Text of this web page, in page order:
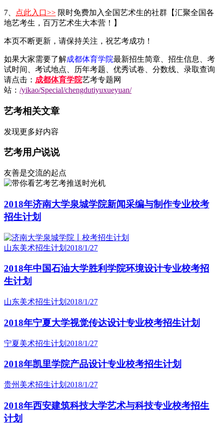
7、 点此入口>> 限时免费加入全国艺术生的社群【汇聚全国各
地艺考生，百万艺术生大本营！】
本页不断更新，请保持关注，祝艺考成功！
如果大家需要了解成都体育学院最新招生简章、招生信息、考
试时间、考试地点、历年考题、优秀试卷、分数线、录取查询
请点击： 成都体育学院艺考专题网
站： /yikao/Special/chengdutiyuxueyuan/
艺考相关文章
发现更多好内容
艺考用户说说
友善是交流的起点
艺考推送时光机
2018年济南大学泉城学院新闻采编与制作专业校考
招生计划
山东美术招生计划 2018/1/27
2018年中国石油大学胜利学院环境设计专业校考招
生计划
山东美术招生计划 2018/1/27
2018年宁夏大学视觉传达设计专业校考招生计划
宁夏美术招生计划 2018/1/27
2018年凯里学院产品设计专业校考招生计划
贵州美术招生计划 2018/1/27
2018年西安建筑科技大学艺术与科技专业校考招生
计划